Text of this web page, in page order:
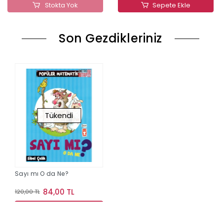
Stokta Yok Sepete Ekle
Son Gezdikleriniz
Tükendi
Sayı mı O da Ne?
120,00 TL 84,00 TL